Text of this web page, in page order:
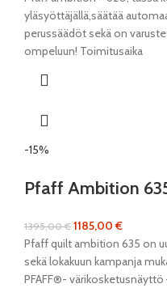
yläsyöttäjällä,säätää
perussäädöt sekä on
ompeluun! Toimitusaika
-15%
Pfaff Ambition
1395,00€ 1185,00€
Pfaff quilt ambition 635 on
sekä lokakuun kampanja
PFAFF®-